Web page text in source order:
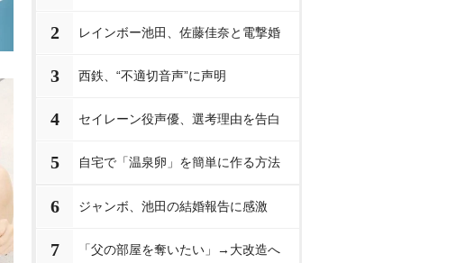
2 レインボー池田、佐藤佳奈と電撃婚
3 西鉄、“不適切音声”に声明
4 セイレーン役声優、選考理由を告白
5 自宅で「温泉卵」を簡単に作る方法
6 ジャンボ、池田の結婚報告に感激
7 「父の部屋を奪いたい」→大改造へ